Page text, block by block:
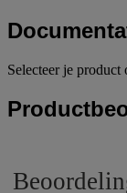
Selecteer je product